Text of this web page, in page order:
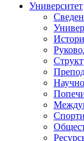
Университет